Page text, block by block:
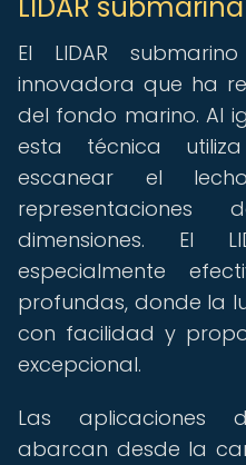
El LIDAR
innovadora que ha
del fondo marino. Al
esta técnica
escanear el
dimensiones. El
especialmente
profundas, donde la
con facilidad y
excepcional.
Las aplicaciones
abarcan desde la